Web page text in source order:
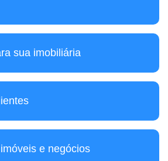
sua imobiliária
e negócios